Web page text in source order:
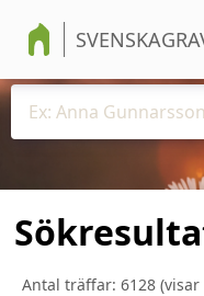
Antal träffar: 6128